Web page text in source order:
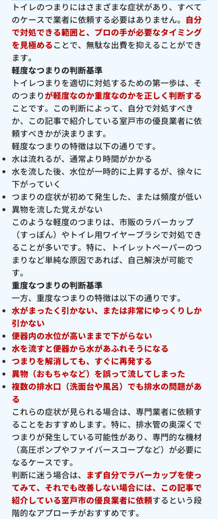
トイレのつまりにはさまざまな症状があり、すべて
のケースで業者に依頼する必要はありません。 自分
で対処できる範囲と、プロの手が必要なタイミング
を見極めることで、無駄な出費を抑えることができ
ます。
軽度なつまりの判断基準
トイレつまりを適切に対処するための第一歩は、そ
のつまりが軽度なのか重度なのかを正しく判断する
ことです。この判断によって、自分で対処すべき
か、この記事で紹介している室戸市の優良業者に依
頼すべきかが決まります。
軽度なつまりの特徴は以下の通りです。
水は流れるが、通常より時間がかかる
水を流した後、水位が一時的に上昇するが、徐々に
下がっていく
つまりの症状が初めて発生した、または頻度が低い
異物を流した覚えがない
このような軽度のつまりは、市販のラバーカップ
（すっぽん）やトイレ用ワイヤーブラシで対処でき
ることが多いです。特に、トイレットペーパーのつ
まりなど単純な原因であれば、自己解決が可能で
す。
重度なつまりの判断基準
一方、重度なつまりの特徴は以下の通りです。
水がまったく引かない、または非常にゆっくりしか
引かない
便器内の水位が高いままで下がらない
水を流すと便器から水があふれそうになる
つまりを解消しても、すぐに再発する
異物（おもちゃなど）を誤って流してしまった
複数の排水口（洗面台や風呂）でも排水の問題があ
る
これらの症状が見られる場合は、専門業者に依頼す
ることをおすすめします。特に、排水管の奥深くで
つまりが発生している可能性があり、専門的な機材
（高圧ポンプやファイバースコープなど）が必要に
なるケースです。
判断に迷う場合は、 まず自分でラバーカップを使っ
てみて、それでも改善しない場合には、この記事で
紹介している室戸市の優良業者に依頼するという段
階的なアプローチがおすすめです。